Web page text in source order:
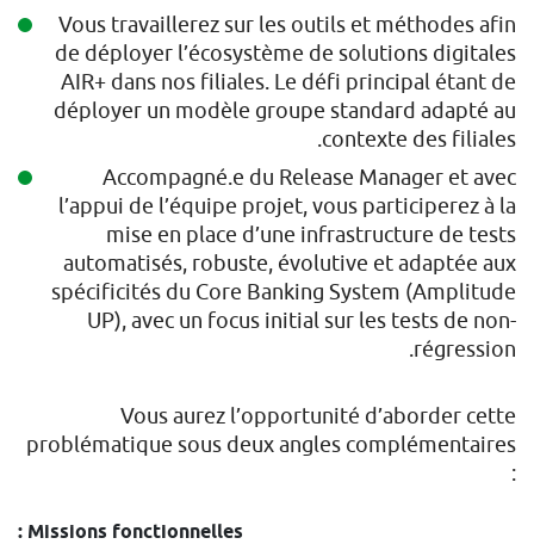
Vous travaillerez sur les outils et méthodes afin
de déployer l’écosystème de solutions digitales
AIR+ dans nos filiales. Le défi principal étant de
déployer un modèle groupe standard adapté au
contexte des filiales.
Accompagné.e du Release Manager et avec
l’appui de l’équipe projet, vous participerez à la
mise en place d’une infrastructure de tests
automatisés, robuste, évolutive et adaptée aux
spécificités du Core Banking System (Amplitude
UP), avec un focus initial sur les tests de non-
régression.
Vous aurez l’opportunité d’aborder cette
problématique sous deux angles complémentaires
:
Missions fonctionnelles :